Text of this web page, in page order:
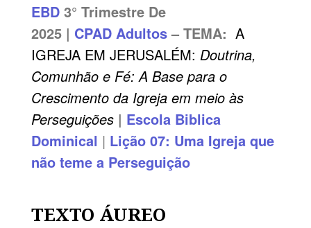
EBD3° Trimestre De
2025 | CPAD Adultos– TEMA: A
IGREJA EM JERUSALÉM: Doutrina,
Comunhão e Fé: A Base para o
Crescimento da Igreja em meio às
Perseguições| Escola Biblica
Dominical | Lição 07: Uma Igreja que
não teme a Perseguição
TEXTO ÁUREO